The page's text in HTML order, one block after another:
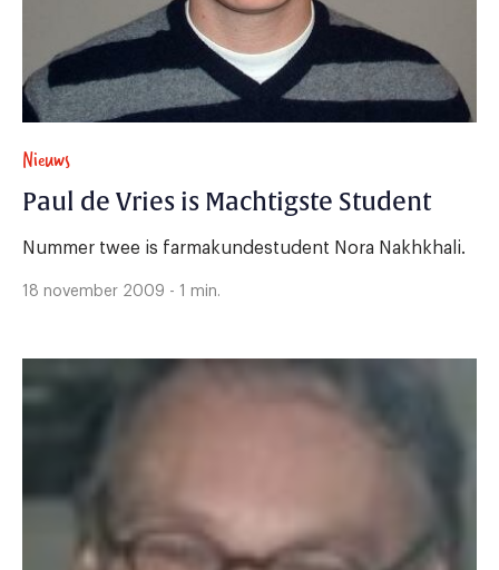
Nieuws
Paul de Vries is Machtigste Student
Nummer twee is farmakundestudent Nora Nakhkhali.
18 november 2009 - 1 min.